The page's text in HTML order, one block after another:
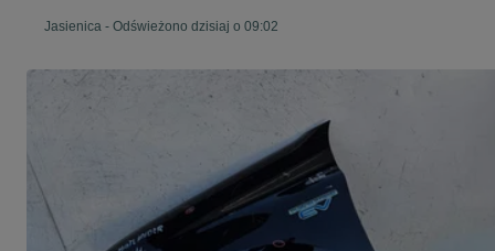
Jasienica - Odświeżono dzisiaj o 09:02